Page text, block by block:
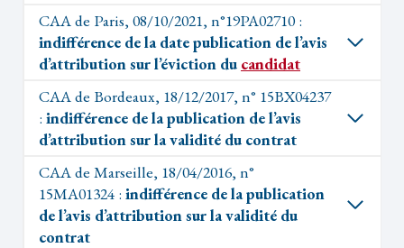
CAA de Paris, 08/10/2021, n°19PA02710 :
indifférence de la date publication de l’avis
d’attribution sur l’éviction du candidat
CAA de Bordeaux, 18/12/2017, n° 15BX04237
: indifférence de la publication de l’avis
d’attribution sur la validité du contrat
CAA de Marseille, 18/04/2016, n°
15MA01324 : indifférence de la publication
de l’avis d’attribution sur la validité du
contrat